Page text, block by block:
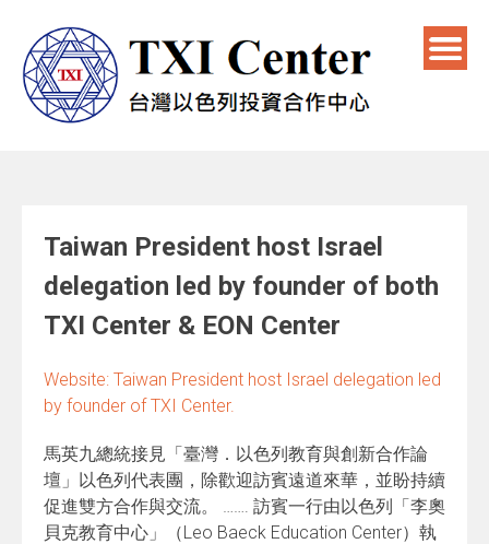
Taiwan President host Israel
delegation led by founder of both
TXI Center & EON Center
Website: Taiwan President host Israel delegation led
by founder of TXI Center.
馬英九總統接見「臺灣．以色列教育與創新合作論
壇」以色列代表團，除歡迎訪賓遠道來華，並盼持續
促進雙方合作與交流。 ……. 訪賓一行由以色列「李奧
貝克教育中心」（Leo Baeck Education Center）執